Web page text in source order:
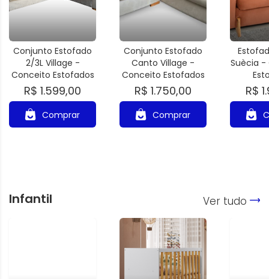
Conjunto Estofado
2/3L Village -
Conceito Estofados
R$ 1.599,00
Comprar
Conjunto Estofado
Canto Village -
Conceito Estofados
R$ 1.750,00
Comprar
Suècia -
R$
Infantil Ver tudo